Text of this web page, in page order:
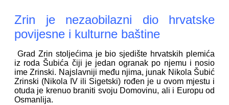
Zrin je nezaobilazni dio hrvatske
povijesne i kulturne baštine
Grad Zrin stoljećima je bio sjedište hrvatskih plemića
iz roda Šubića čiji je jedan ogranak po njemu i nosio
ime Zrinski. Najslavniji među njima, junak Nikola Šubić
Zrinski (Nikola IV ili Sigetski) rođen je u ovom mjestu i
otuda je krenuo braniti svoju Domovinu, ali i Europu od
Osmanlija.